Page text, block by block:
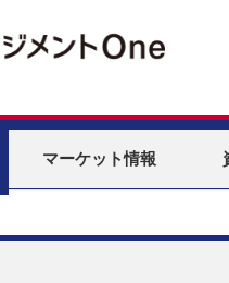
マーケット情報